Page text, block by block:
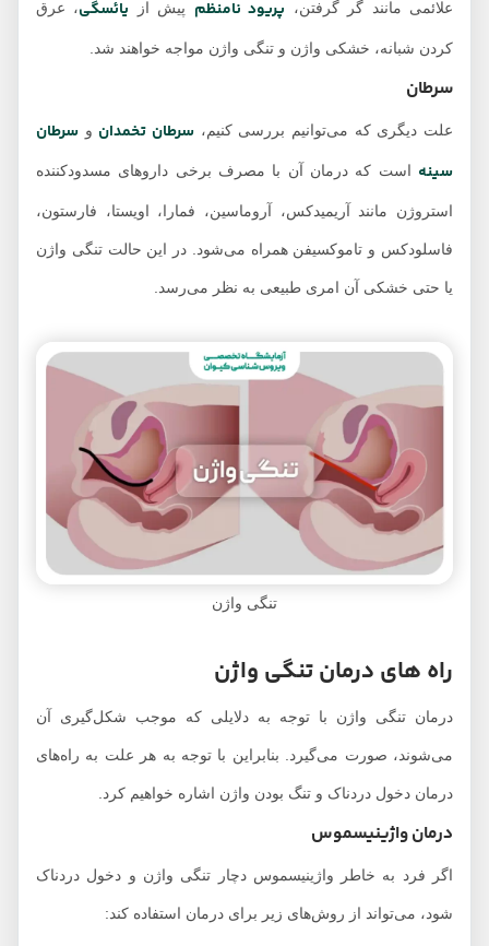
علائمی مانند گر گرفتن،پریود نامنظمپیش ازیائسگی، عرق
کردن شبانه، خشکی واژن و تنگی واژن مواجه خواهند شد.
سرطان
علت دیگری که می‌توانیم بررسی کنیم،سرطان تخمدانوسرطان
سینهاست که درمان آن با مصرف برخی داروهای مسدودکننده
استروژن مانند آریمیدکس، آروماسین، فمارا، اویستا، فارستون،
فاسلودکس و تاموکسیفن همراه می‌شود. در این حالت تنگی واژن
یا حتی خشکی آن امری طبیعی به نظر می‌رسد.
تنگی واژن
راه های درمان تنگی واژن
درمان تنگی واژن با توجه به دلایلی که موجب شکل‌گیری آن
می‌شوند، صورت می‌گیرد. بنابراین با توجه به هر علت به راه‌های
درمان دخول دردناک و تنگ بودن واژن اشاره خواهیم کرد.
درمان واژینیسموس
اگر فرد به خاطر واژینیسموس دچار تنگی واژن و دخول دردناک
شود، می‌تواند از روش‌های زیر برای درمان استفاده کند: